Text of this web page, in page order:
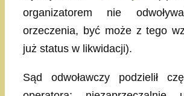
organizatorem nie
orzeczenia, być może z tego
już status w likwidacji).
Sąd odwoławczy podzielił